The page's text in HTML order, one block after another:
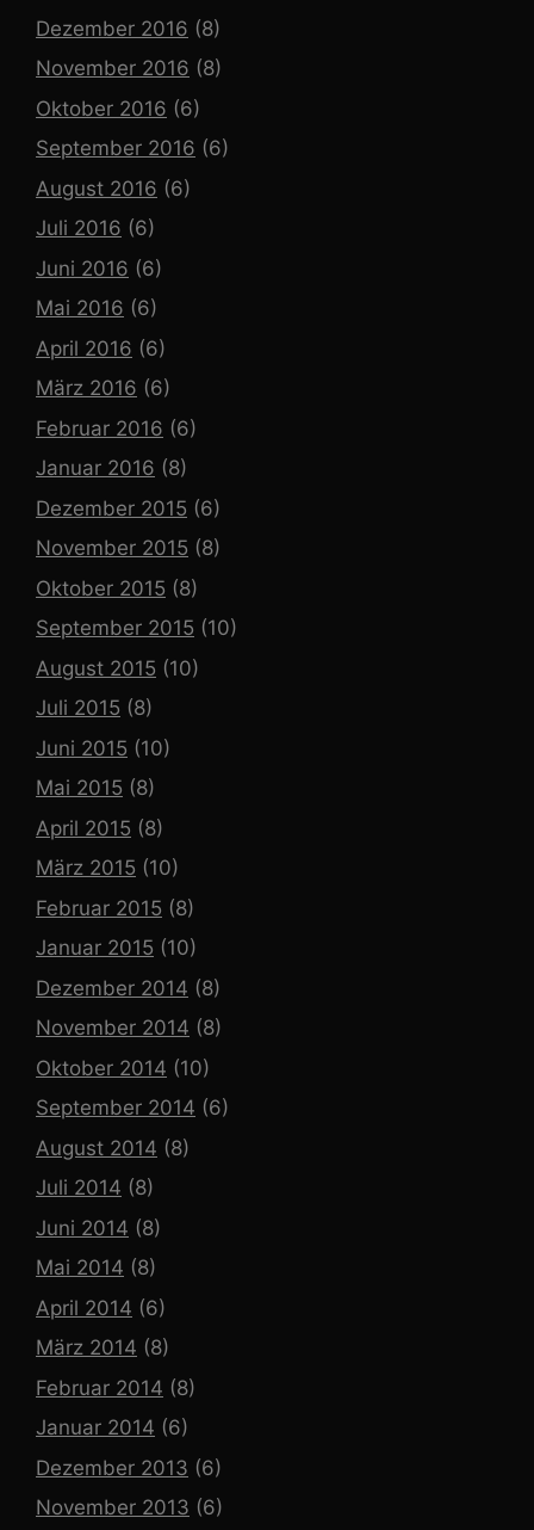
Dezember 2016 (8)
November 2016 (8)
Oktober 2016 (6)
September 2016 (6)
August 2016 (6)
Juli 2016 (6)
Juni 2016 (6)
Mai 2016 (6)
April 2016 (6)
März 2016 (6)
Februar 2016 (6)
Januar 2016 (8)
Dezember 2015 (6)
November 2015 (8)
Oktober 2015 (8)
September 2015 (10)
August 2015 (10)
Juli 2015 (8)
Juni 2015 (10)
Mai 2015 (8)
April 2015 (8)
März 2015 (10)
Februar 2015 (8)
Januar 2015 (10)
Dezember 2014 (8)
November 2014 (8)
Oktober 2014 (10)
September 2014 (6)
August 2014 (8)
Juli 2014 (8)
Juni 2014 (8)
Mai 2014 (8)
April 2014 (6)
März 2014 (8)
Februar 2014 (8)
Januar 2014 (6)
Dezember 2013 (6)
November 2013 (6)